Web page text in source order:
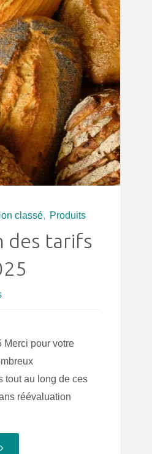
classé, Produits
des tarifs
Merci pour votre
tout au long de ces
réévaluation